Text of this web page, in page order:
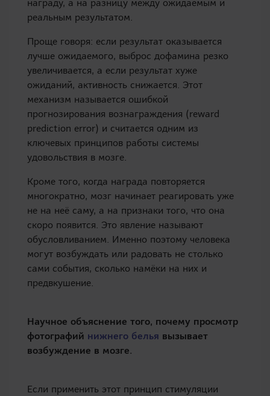
награду, а на разницу между ожидаемым и
реальным результатом.
Проще говоря: если результат оказывается
лучше ожидаемого, выброс дофамина резко
увеличивается, а если результат хуже
ожиданий, активность снижается. Этот
механизм называется ошибкой
прогнозирования вознаграждения (reward
prediction error) и считается одним из
ключевых принципов работы системы
удовольствия в мозге.
Кроме того, когда награда повторяется
многократно, мозг начинает реагировать уже
не на неё саму, а на признаки того, что она
скоро появится. Это явление называют
обусловливанием. Именно поэтому человека
могут возбуждать или радовать не столько
сами события, сколько намёки на них и
предвкушение.
Научное объяснение того, почему просмотр
фотографий нижнего белья вызывает
возбуждение в мозге.
Если применить этот принцип стимуляции